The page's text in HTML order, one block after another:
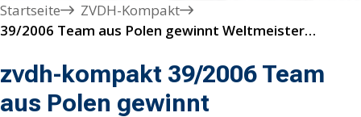
Startseite
ZVDH-Kompakt
39/2006 Team aus Polen gewinnt Weltmeisterschaft junger Dachdecker 2006
zvdh-kompakt 39/2006 Team
aus Polen gewinnt